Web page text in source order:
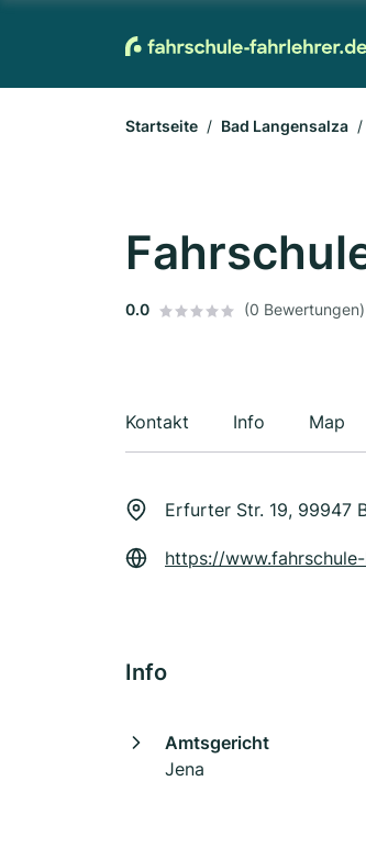
Startseite Bad Langensalza
0.0 (0 Bewertungen)
Kontakt Info Map
Erfurter Str. 19, 99947
https://
Info
Amtsgericht
Jena